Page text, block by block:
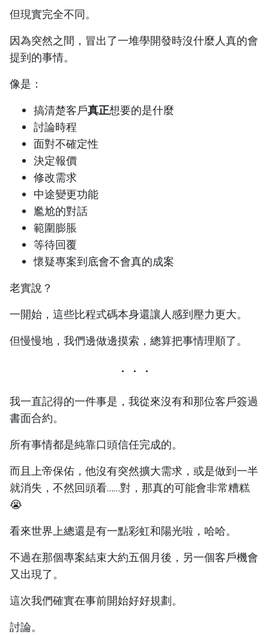
但現實完全不同。
因為突然之間，冒出了一堆學開發時沒什麼人真的會
提到的事情。
像是：
搞清楚客戶真正想要的是什麼
討論時程
面對不確定性
決定報價
修改需求
中途變更功能
尷尬的對話
範圍膨脹
等待回覆
懷疑專案到底會不會真的成案
老實說？
一開始，這些比程式碼本身還讓人感到壓力更大。
但慢慢地，我們邊做邊摸索，總算把事情理順了。
我一直記得的一件事是，我從來沒有和那位客戶簽過
書面合約。
所有事情都是純靠口頭信任完成的。
而且上帝保佑，他沒有突然擴大需求，或是做到一半
就消失，不然回頭看……對，那真的可能會非常糟糕
😭
看來世界上總還是有一點彩虹和陽光啦，哈哈。
不過在那個專案結束大約五個月後，另一個客戶機會
又出現了。
這次我們確實在事前開始好好規劃。
討論。